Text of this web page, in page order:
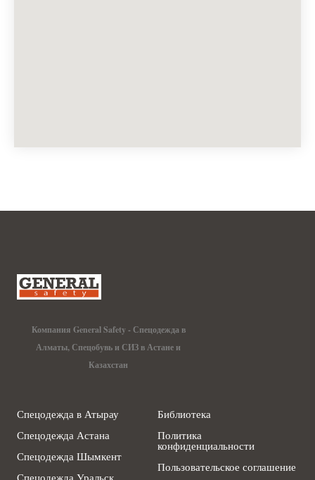
Компания General Safety - Спецодежда в
Алматы, Спецобувь и СИЗ в Астане и
Казахстан
Спецодежда в Атырау
Спецодежда Астана
Спецодежда Шымкент
Спецодежда Уральск
Библиотека
Политика
конфиденциальности
Пользовательское соглашение